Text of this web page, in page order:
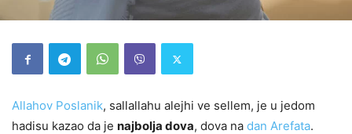
Allahov Poslanik, sallallahu alejhi ve sellem, je u jedom
hadisu kazao da je najbolja dova, dova na dan Arefata.